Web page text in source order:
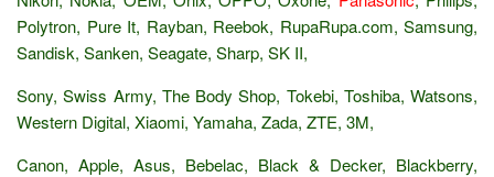
Polytron, Pure It, Rayban, Reebok, RupaRupa.com, Samsung,
Sandisk, Sanken, Seagate, Sharp, SK II,
Sony, Swiss Army, The Body Shop, Tokebi, Toshiba, Watsons,
Western Digital, Xiaomi, Yamaha, Zada, ZTE, 3M,
Canon, Apple, Asus, Bebelac, Black & Decker, Blackberry,